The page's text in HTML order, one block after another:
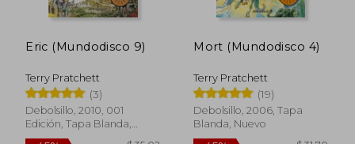
Eric (Mundodisco 9)
Terry Pratchett
(3)
Debolsillo, 2010, 001
Edición, Tapa Blanda,
Nuevo
Mort (Mundodisco 4)
Terry Pratchett
(19)
Debolsillo, 2006, Tapa
Blanda, Nuevo